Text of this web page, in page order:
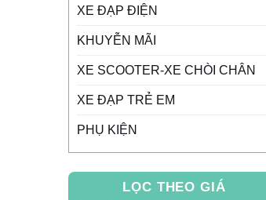
XE ĐẠP ĐIỆN
KHUYỄN MÃI
XE SCOOTER-XE CHÒI CHÂN
XE ĐẠP TRẺ EM
PHỤ KIỆN
LỌC THEO GIÁ